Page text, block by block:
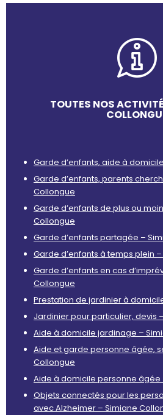
TOUTES NOS
Garde d’enfants, aide à
Garde d’enfants, parents
Collongue
Garde d’enfants de plus ou
Collongue
Garde d’enfants partagée –
Garde d’enfants à temps plein
Garde d’enfants en cas
Collongue
Prestation de jardinier à
Jardinier pour particulier, devis
Aide à domicile jardinage –
Aide et garde personne âgée,
Collongue
Aide à domicile personne âgée
Objets connectés pour les
avec Alzheimer – Simiane